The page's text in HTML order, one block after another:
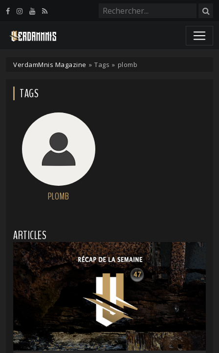
VerdamMnis Magazine » Tags » plomb
TAGS
PLOMB
ARTICLES
Panneau de gestion des cookies